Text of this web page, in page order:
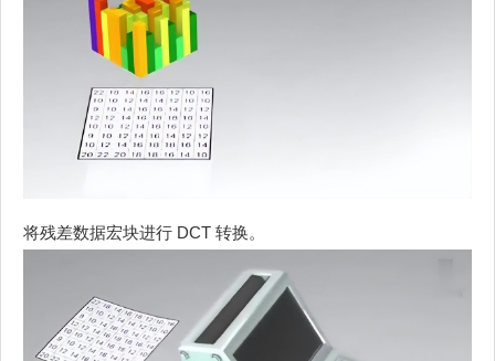
将残差数据宏块进行 DCT 转换。